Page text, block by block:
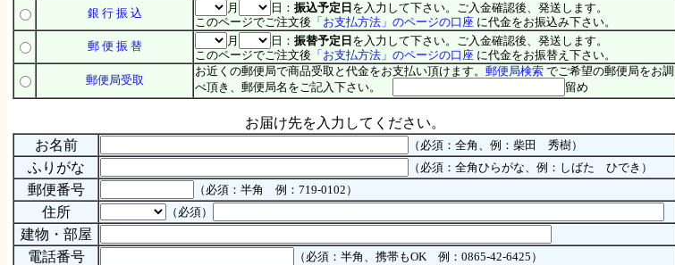
銀 行 振 込
月 日： 振込予定日 を入力して下さい。ご入金確認後、発送します。
このページでご注文後 「お支払方法」のページの口座 に代金をお振込み下さい。
郵 便 振 替
月 日： 振替予定日 を入力して下さい。ご入金確認後、発送します。
このページでご注文後 「お支払方法」のページの口座 に代金をお振替え下さい。
郵便局受取
お近くの郵便局で商品受取と代金をお支払い頂けます。 郵便局検索 でご希望の郵便局をお調
べ頂き、郵便局名をご記入下さい。
留め
お届け先を入力してください。
お名前
（必須：全角、例：柴田 秀樹）
ふりがな （必須：全角ひらがな、例：しばた ひでき）
郵便番号 （必須：半角 例：719-0102）
住所 （必須）
建物・部屋
電話番号
（必須：半角、携帯もOK 例：0865-42-6425）